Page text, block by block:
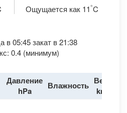
Ощущается как 11°C
в 05:45 закат в 21:38
0.4 (минимум)
Давление
hPa
Влажность Ветер
km/h